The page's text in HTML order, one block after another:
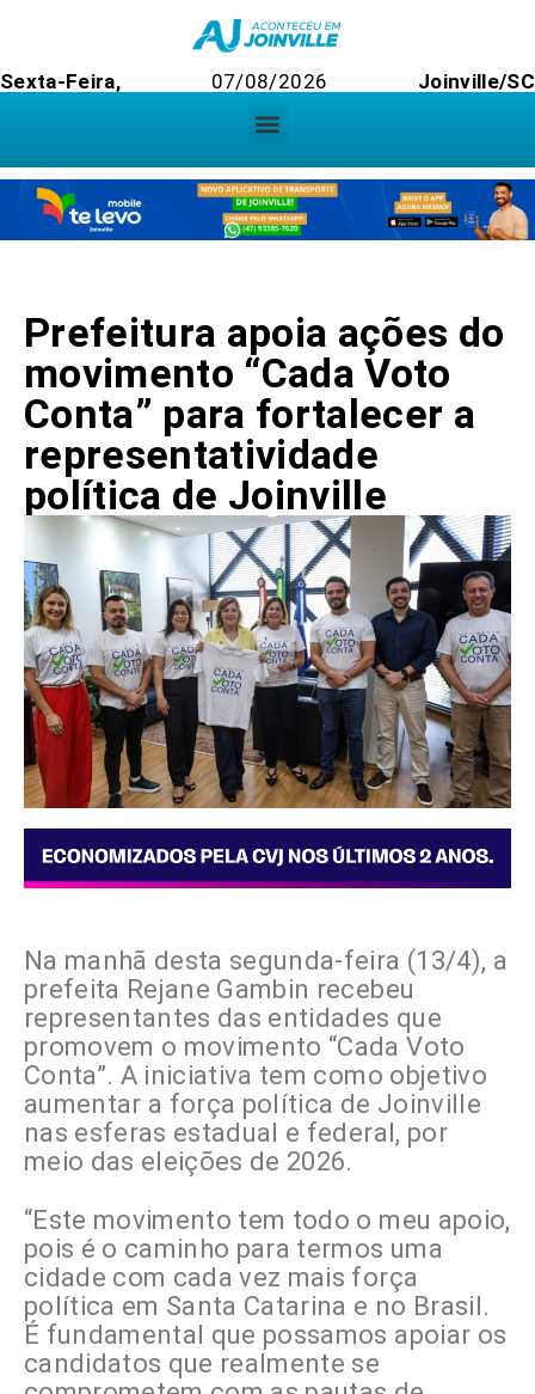
Sexta-Feira, 07/08/2026 Joinville/SC
Prefeitura apoia ações do
movimento “Cada Voto
Conta” para fortalecer a
representatividade
política de Joinville
Na manhã desta segunda-feira (13/4), a
prefeita Rejane Gambin recebeu
representantes das entidades que
promovem o movimento “Cada Voto
Conta”. A iniciativa tem como objetivo
aumentar a força política de Joinville
nas esferas estadual e federal, por
meio das eleições de 2026.
“Este movimento tem todo o meu apoio,
pois é o caminho para termos uma
cidade com cada vez mais força
política em Santa Catarina e no Brasil.
É fundamental que possamos apoiar os
candidatos que realmente se